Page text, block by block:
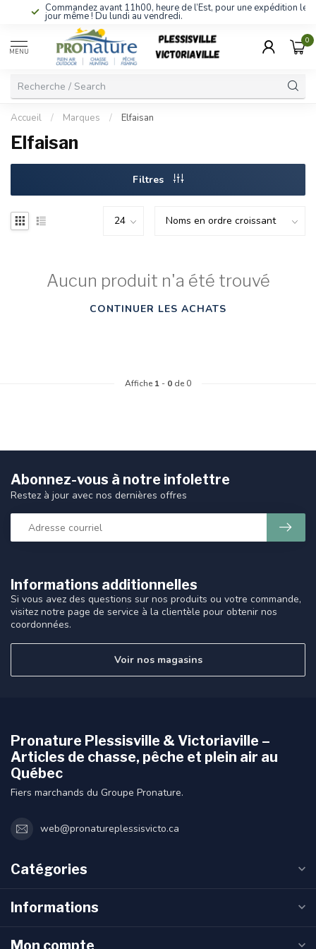
Commandez avant 11h00, heure de l’Est, pour une expédition le
jour même ! Du lundi au vendredi.
MENU
0
Accueil / Marques / Elfaisan
Elfaisan
Filtres
Aucun produit n'a été trouvé
CONTINUER LES ACHATS
Affiche 1 - 0 de 0
Informations additionnelles
Si vous avez des questions sur nos produits ou votre commande,
visitez notre page de service à la clientèle pour obtenir nos
coordonnées.
Voir nos magasins
Abonnez-vous à notre infolettre
Restez à jour avec nos dernières offres
Pronature Plessisville & Victoriaville –
Articles de chasse, pêche et plein air au
Québec
Fiers marchands du Groupe Pronature.
web@pronatureplessisvicto.ca
Catégories
Informations
Mon compte